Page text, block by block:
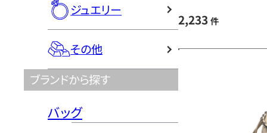
ジュエリー
その他
ブランドから探す
バッグ
2,233 件